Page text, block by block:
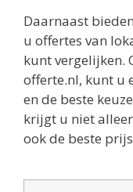
Daarnaast
u offertes van
kunt vergelijken.
offerte.nl, kunt u
en de beste
krijgt u niet
ook de beste